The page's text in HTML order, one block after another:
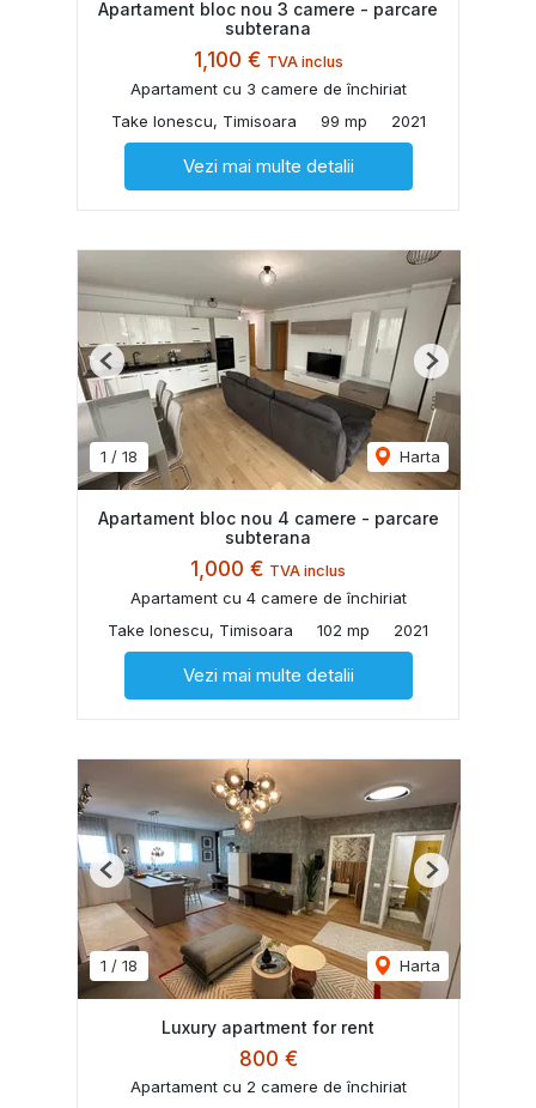
Apartament bloc nou 3 camere - parcare
subterana
1,100 € TVA inclus
Apartament cu 3 camere de închiriat
Take Ionescu, Timisoara
99 mp 2021
Vezi mai multe detalii
1 / 18 Harta
Previous Next
Apartament bloc nou 4 camere - parcare
subterana
1,000 € TVA inclus
Apartament cu 4 camere de închiriat
Take Ionescu, Timisoara
102 mp 2021
Vezi mai multe detalii
1 / 18 Harta
Previous Next
Luxury apartment for rent
800 €
Apartament cu 2 camere de închiriat